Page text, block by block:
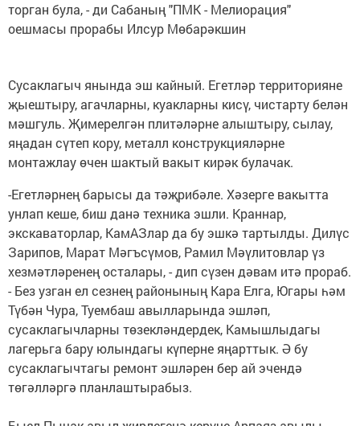
торган була, - ди Сабаның "ПМК - Мелиорация"
оешмасы прорабы Илсур Мөбарәкшин
Сусаклагыч янында эш кайный. Егетләр территорияне
җыештыру, агачларны, куакларны кисү, чистарту белән
мәшгуль. Җимерелгән плитәләрне алыштыру, сылау,
яңадан сүтеп кору, металл конструкцияләрне
монтажлау өчен шактый вакыт кирәк булачак.
-Егетләрнең барысы да тәҗрибәле. Хәзерге вакытта
унлап кеше, биш данә техника эшли. Краннар,
экскаваторлар, КамАЗлар да бу эшкә тартылды. Дилүс
Зарипов, Марат Мәгъсүмов, Рамил Мәүлитовлар үз
хезмәтләренең осталары, - дип сүзен дәвам итә прораб.
- Без узган ел сезнең районының Кара Елга, Югары һәм
Түбән Чура, Туембаш авылларында эшләп,
сусаклагычларны төзекләндердек, Камышлыдагы
лагерьга бару юлындагы күперне яңарттык. Ә бу
сусаклагычтагы ремонт эшләрен бер ай эчендә
төгәлләргә планлаштырабыз.